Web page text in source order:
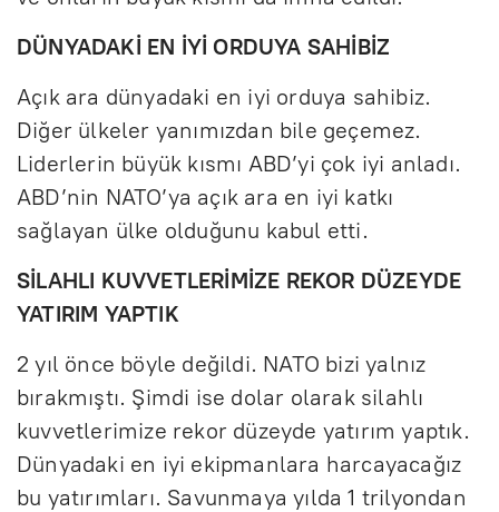
DÜNYADAKİ EN İYİ ORDUYA SAHİBİZ
Açık ara dünyadaki en iyi orduya sahibiz.
Diğer ülkeler yanımızdan bile geçemez.
Liderlerin büyük kısmı ABD’yi çok iyi anladı.
ABD’nin NATO’ya açık ara en iyi katkı
sağlayan ülke olduğunu kabul etti.
SİLAHLI KUVVETLERİMİZE REKOR DÜZEYDE
YATIRIM YAPTIK
2 yıl önce böyle değildi. NATO bizi yalnız
bırakmıştı. Şimdi ise dolar olarak silahlı
kuvvetlerimize rekor düzeyde yatırım yaptık.
Dünyadaki en iyi ekipmanlara harcayacağız
bu yatırımları. Savunmaya yılda 1 trilyondan